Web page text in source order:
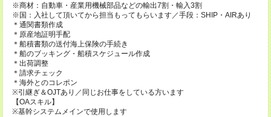
※商材：自動車・産業用機械部品などの輸出7割・輸入3割
※国：入社して頂いてから担当もってもらいます／手段：SHIP・AIRあり
＊通関書類作成
＊原産地証明手配
＊船積書類の送付海上保険の手続き
＊船のブッキング・船積スケジュール作成
＊出荷調整
＊請求チェック
＊海外とのコレポン
※引継ぎ＆OJTあり／同じお仕事をしている方います
【OAスキル】
※基幹システムメインで使用します